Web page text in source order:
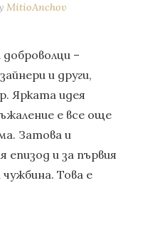
MitioAnchov
–
и други,
Ярката идея
е все още
Затова и
и за първия
Това е